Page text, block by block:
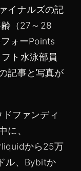
イナルズの記
（27～28
ォーPoints
ト水泳部員
記事と写真が
ファンディ
に、
から25万
ル、Bybitか